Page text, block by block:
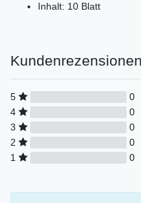
Inhalt: 10 Blatt
Kundenrezensionen
5
0
4
0
3
0
2
0
1
0